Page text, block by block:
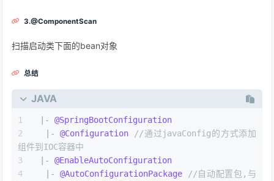
3.@ComponentScan
扫描启动类下面的bean对象
总结
JAVA
|- @SpringBootConfiguration
|- @Configuration
//通过javaConfig的方式添加
组件到IOC容器中
|- @EnableAutoConfiguration
|- @AutoConfigurationPackage
//自动配置包,与